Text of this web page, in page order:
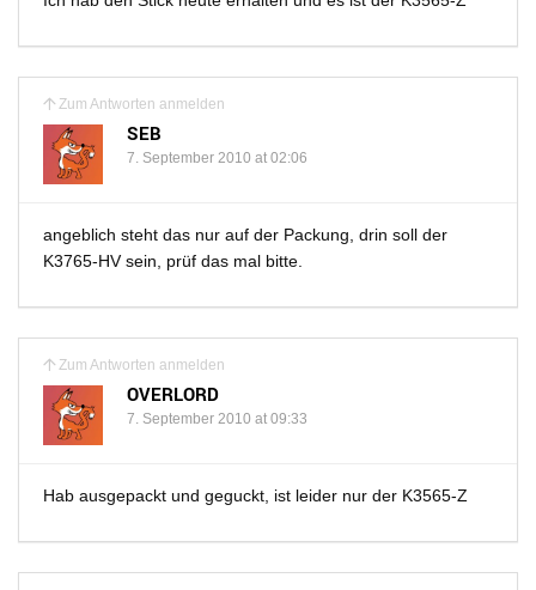
Zum Antworten anmelden
SEB
7. September 2010 at 02:06
angeblich steht das nur auf der Packung, drin soll der
K3765-HV sein, prüf das mal bitte.
Zum Antworten anmelden
OVERLORD
7. September 2010 at 09:33
Hab ausgepackt und geguckt, ist leider nur der K3565-Z